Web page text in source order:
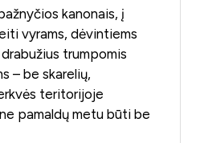
kanonais, į
vyrams, dėvintiems
trumpomis
– be skarelių,
teritorijoje
pamaldų metu būti be